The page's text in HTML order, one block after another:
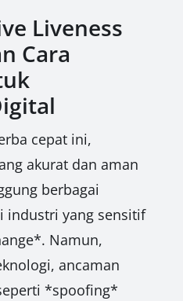
Liveness
Cara
cepat ini,
akurat dan aman
berbagai
industri yang sensitif
Namun,
ancaman
*spoofing*